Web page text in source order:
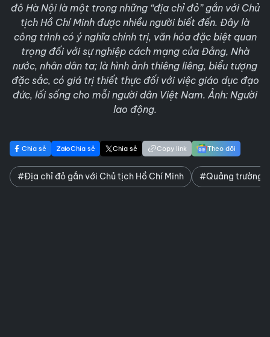
đô Hà Nội là một trong những “địa chỉ đỏ” gắn với Chủ
tịch Hồ Chí Minh được nhiều người biết đến. Đây là
công trình có ý nghĩa chính trị, văn hóa đặc biệt quan
trọng đối với sự nghiệp cách mạng của Đảng, Nhà
nước, nhân dân ta; là hình ảnh thiêng liêng, biểu tượng
đặc sắc, có giá trị thiết thực đối với việc giáo dục đạo
đức, lối sống cho mỗi người dân Việt Nam. Ảnh: Người
lao động.
Chia sẻ Chia sẻ Chia sẻ Copy link Theo dõi
#Địa chỉ đỏ gắn với Chủ tịch Hồ Chí Minh #Quảng trường